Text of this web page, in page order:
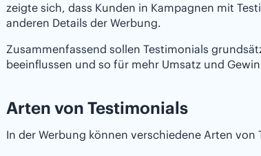
zeigte sich, dass Kunden in Kampagnen mit
anderen Details der Werbung.
Zusammenfassend sollen Testimonials
beeinflussen und so für mehr Umsatz und
Arten von Testimonials
In der Werbung können verschiedene Arten